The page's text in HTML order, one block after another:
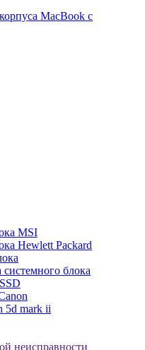
MacBook с
MSI
Hewlett Packard
системного блока
5d mark ii
неисправности